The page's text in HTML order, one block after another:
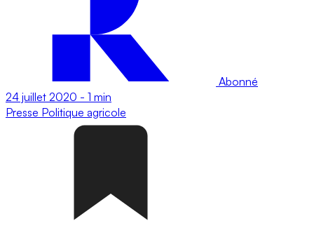
Abonné
24 juillet 2020 - 1 min
Presse Politique agricole